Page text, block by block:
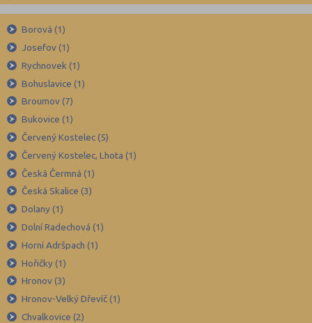
Beroun (85)
Blansko (88)
Brno-město (317)
Brno-venkov (149)
Bruntál (73)
Břeclav (84)
Česká Lípa (79)
České Budějovice (173)
Český Krumlov (49)
Děčín (106)
Domažlice (49)
Frýdek-Místek (164)
Havlíčkův Brod (82)
Hodonín (119)
Borová (1)
Josefov (1)
Rychnovek (1)
Bohuslavice (1)
Broumov (7)
Bukovice (1)
Červený Kostelec (5)
Červený Kostelec, Lhota (1)
Česká Čermná (1)
Česká Skalice (3)
Dolany (1)
Dolní Radechová (1)
Horní Adršpach (1)
Hořičky (1)
Hronov (3)
Hronov-Velký Dřevíč (1)
Chvalkovice (2)